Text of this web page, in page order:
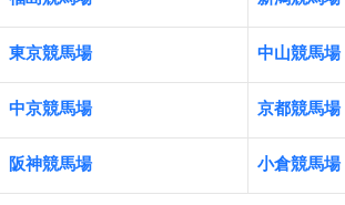
東京競馬場 中山競馬場
中京競馬場 京都競馬場
阪神競馬場 小倉競馬場